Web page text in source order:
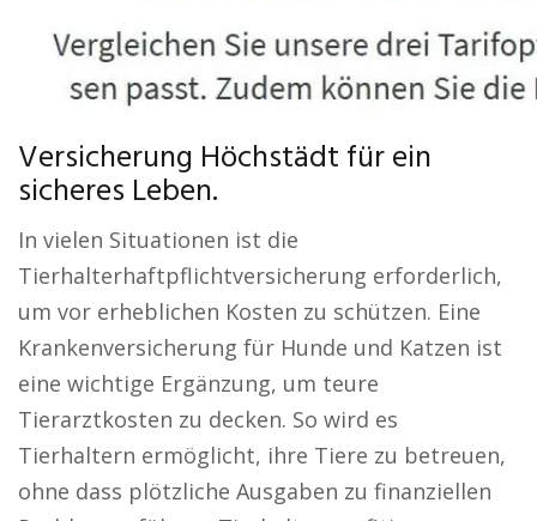
Versicherung Höchstädt für ein
sicheres Leben.
In vielen Situationen ist die
Tierhalterhaftpflichtversicherung erforderlich,
um vor erheblichen Kosten zu schützen. Eine
Krankenversicherung für Hunde und Katzen ist
eine wichtige Ergänzung, um teure
Tierarztkosten zu decken. So wird es
Tierhaltern ermöglicht, ihre Tiere zu betreuen,
ohne dass plötzliche Ausgaben zu finanziellen